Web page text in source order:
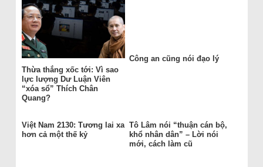
Thừa thắng xốc tới: Vì sao
lực lượng Dư Luận Viên
“xóa sổ” Thích Chân
Quang?
Công an cũng nói đạo lý
Việt Nam 2130: Tương lai xa
hơn cả một thế kỷ
Tô Lâm nói “thuận cán bộ,
khổ nhân dân” – Lời nói
mới, cách làm cũ